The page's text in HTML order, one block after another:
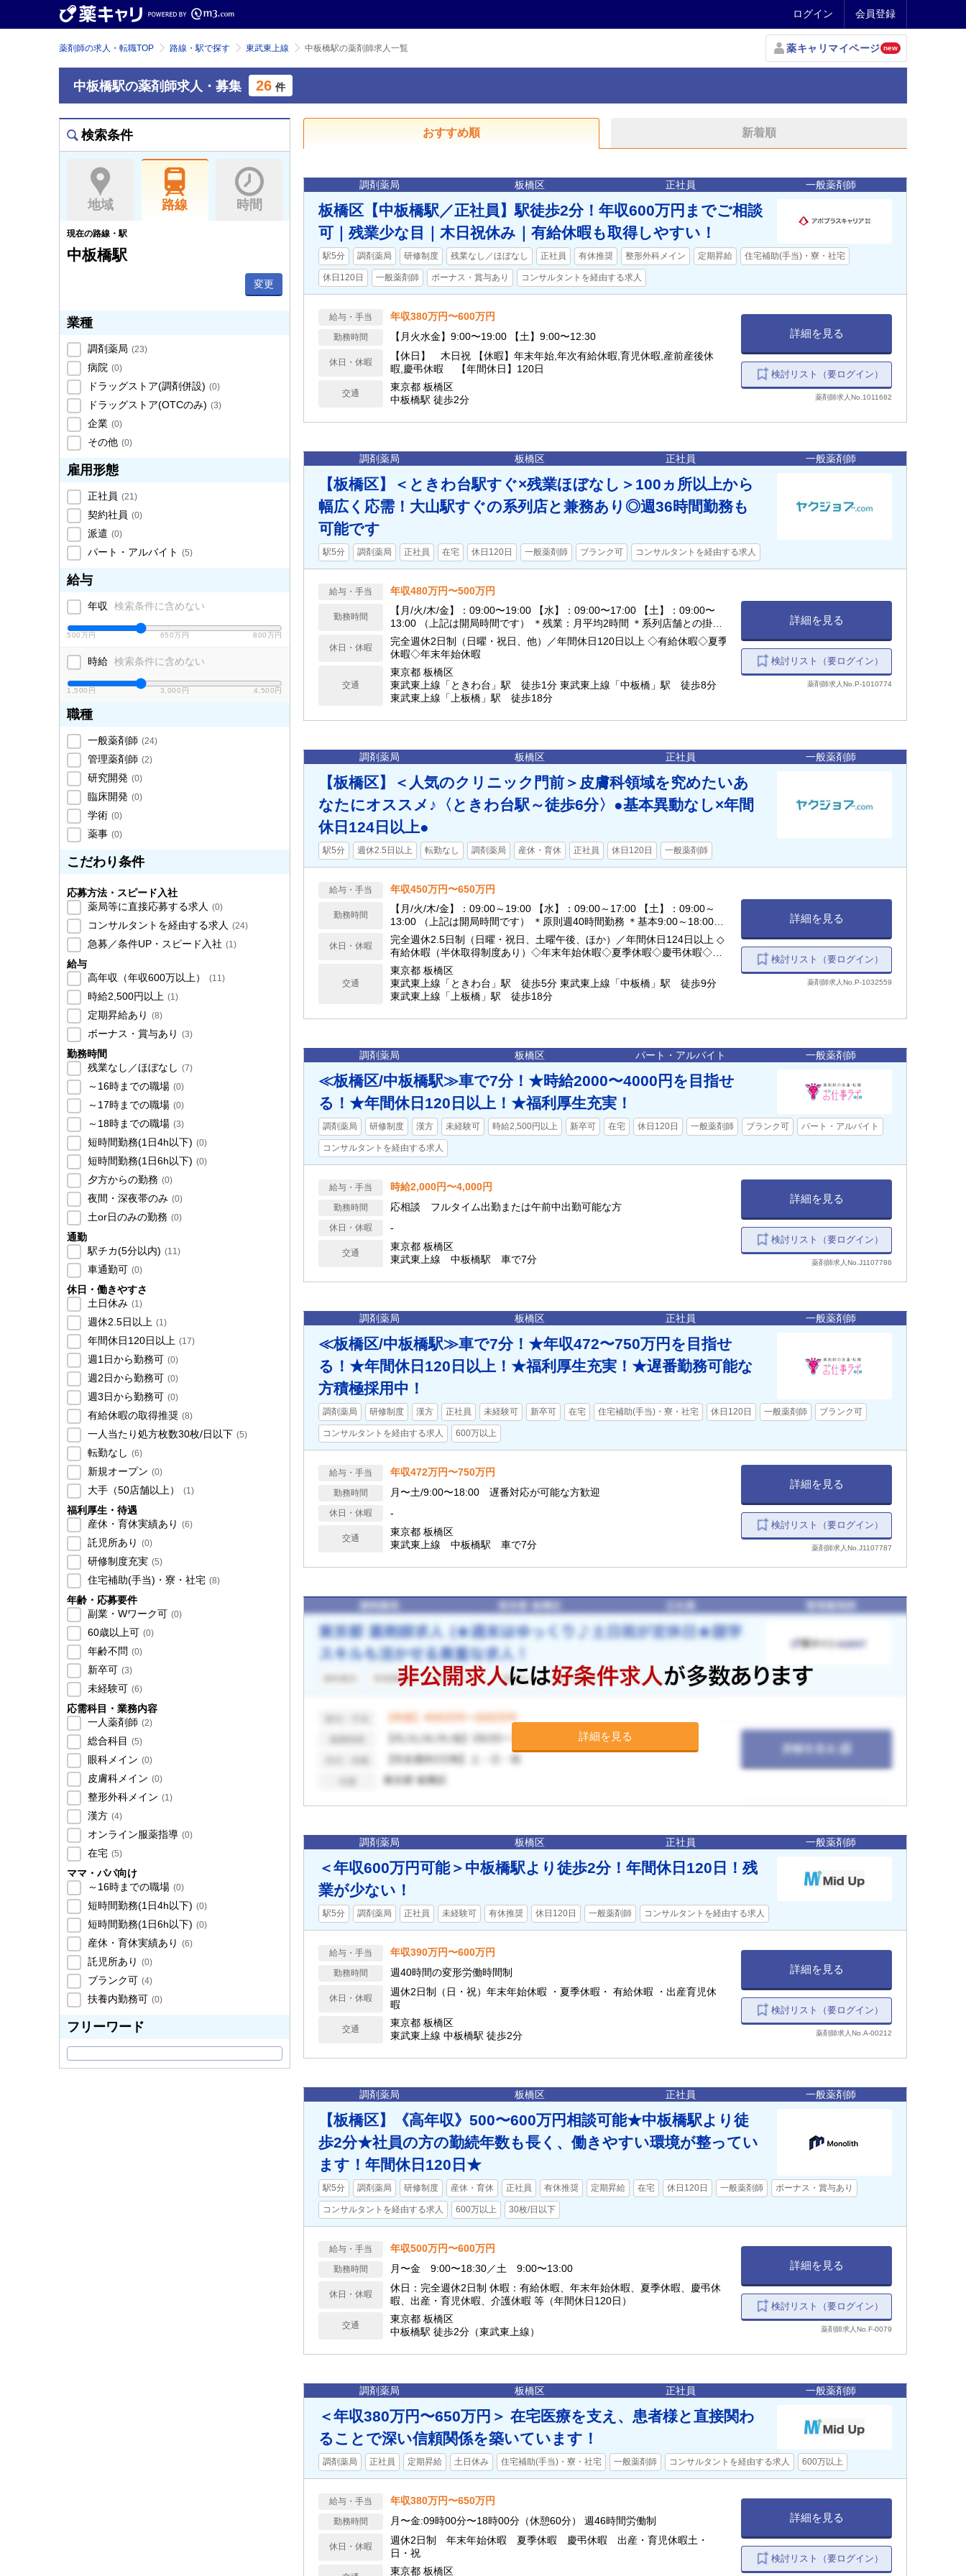
ログイン 会員登録
薬剤師の求人・転職TOP 路線・駅で探す 東武東上線 中板橋駅の薬剤師求人一覧 薬キャリマイページ new
中板橋駅の薬剤師求人・募集 26 件
検索条件
地域 路線 時間
現在の路線・駅
中板橋駅
変更
業種
調剤薬局 (23)
病院 (0)
ドラッグストア(調剤併設) (0)
ドラッグストア(OTCのみ) (3)
企業 (0)
その他 (0)
雇用形態
正社員 (21)
契約社員 (0)
派遣 (0)
パート・アルバイト (5)
給与
年収 検索条件に含めない
500万円 650万円 800万円
時給 検索条件に含めない
1,500円 3,000円 4,500円
職種
一般薬剤師 (24)
管理薬剤師 (2)
研究開発 (0)
臨床開発 (0)
学術 (0)
薬事 (0)
こだわり条件
応募方法・スピード入社
薬局等に直接応募する求人 (0)
コンサルタントを経由する求人 (24)
急募／条件UP・スピード入社 (1)
給与
高年収（年収600万以上）
(11)
時給2,500円以上 (1)
定期昇給あり (8)
ボーナス・賞与あり (3)
勤務時間
残業なし／ほぼなし (7)
～16時までの職場 (0)
～17時までの職場 (0)
～18時までの職場 (3)
短時間勤務(1日4h以下) (0)
短時間勤務(1日6h以下) (0)
夕方からの勤務 (0)
夜間・深夜帯のみ (0)
土or日のみの勤務 (0)
通勤
駅チカ(5分以内) (11)
車通勤可 (0)
休日・働きやすさ
土日休み (1)
週休2.5日以上 (1)
年間休日120日以上 (17)
週1日から勤務可 (0)
週2日から勤務可 (0)
週3日から勤務可 (0)
有給休暇の取得推奨 (8)
一人当たり処方枚数30枚/日以下 (5)
転勤なし (6)
新規オープン (0)
大手（50店舗以上） (1)
福利厚生・待遇
産休・育休実績あり (6)
託児所あり (0)
研修制度充実 (5)
住宅補助(手当)・寮・社宅 (8)
年齢・応募要件
副業・Wワーク可 (0)
60歳以上可 (0)
年齢不問 (0)
新卒可 (3)
未経験可 (6)
応需科目・業務内容
一人薬剤師 (2)
総合科目 (5)
眼科メイン (0)
皮膚科メイン (0)
整形外科メイン (1)
漢方 (4)
オンライン服薬指導 (0)
在宅 (5)
ママ・パパ向け
～16時までの職場 (0)
短時間勤務(1日4h以下) (0)
短時間勤務(1日6h以下) (0)
産休・育休実績あり (6)
託児所あり (0)
ブランク可 (4)
扶養内勤務可 (0)
フリーワード
おすすめ順 新着順
調剤薬局 板橋区 正社員 一般薬剤師
板橋区【中板橋駅／正社員】駅徒歩2分！年収600万円までご相談
可｜残業少な目｜木日祝休み｜有給休暇も取得しやすい！
駅5分 調剤薬局 研修制度 残業なし／ほぼなし 正社員 有休推奨 整形外科メイン 定期昇給 住宅補助(手当)・寮・社宅
休日120日 一般薬剤師 ボーナス・賞与あり コンサルタントを経由する求人
給与・手当 年収380万円〜600万円
勤務時間 【月火水金】9:00〜19:00 【土】9:00〜12:30
休日・休暇
【休日】 木日祝 【休暇】年末年始,年次有給休暇,育児休暇,産前産後休
暇,慶弔休暇 【年間休日】120日
交通
東京都 板橋区
中板橋駅 徒歩2分
詳細を見る
検討リスト（要ログイン）
薬剤師求人No.1011682
調剤薬局 板橋区 正社員 一般薬剤師
【板橋区】＜ときわ台駅すぐ×残業ほぼなし＞100ヵ所以上から
幅広く応需！大山駅すぐの系列店と兼務あり◎週36時間勤務も
可能です
駅5分 調剤薬局 正社員 在宅 休日120日 一般薬剤師 ブランク可 コンサルタントを経由する求人
給与・手当 年収480万円〜500万円
勤務時間
【月/火/木/金】：09:00〜19:00 【水】：09:00〜17:00 【土】：09:00〜
13:00 （上記は開局時間です） ＊残業：月平均2時間 ＊系列店舗との掛け
持ち勤務（大山駅徒歩1分） ※週36時間勤務も可（年収450万円程度）
休日・休暇
完全週休2日制（日曜・祝日、他）／年間休日120日以上 ◇有給休暇◇夏季
休暇◇年末年始休暇
交通
東京都 板橋区
東武東上線「ときわ台」駅 徒歩1分 東武東上線「中板橋」駅 徒歩8分
東武東上線「上板橋」駅 徒歩18分
詳細を見る
検討リスト（要ログイン）
薬剤師求人No.P-1010774
調剤薬局 板橋区 正社員 一般薬剤師
【板橋区】＜人気のクリニック門前＞皮膚科領域を究めたいあ
なたにオススメ♪〈ときわ台駅～徒歩6分〉●基本異動なし×年間
休日124日以上●
駅5分 週休2.5日以上 転勤なし 調剤薬局 産休・育休 正社員 休日120日 一般薬剤師
給与・手当 年収450万円〜650万円
勤務時間
【月/火/木/金】：09:00～19:00 【水】：09:00～17:00 【土】：09:00～
13:00 （上記は開局時間です） ＊原則週40時間勤務 ＊基本9:00～18:00勤
務／18:00以降は残業扱い ＊店舗異動は基本なし
休日・休暇
完全週休2.5日制（日曜・祝日、土曜午後、ほか）／年間休日124日以上 ◇
有給休暇（半休取得制度あり）◇年末年始休暇◇夏季休暇◇慶弔休暇◇育児
休暇◇産前産後休暇◇介護休暇
交通
東京都 板橋区
東武東上線「ときわ台」駅 徒歩5分 東武東上線「中板橋」駅 徒歩9分
東武東上線「上板橋」駅 徒歩18分
詳細を見る
検討リスト（要ログイン）
薬剤師求人No.P-1032559
調剤薬局 板橋区 パート・アルバイト 一般薬剤師
≪板橋区/中板橋駅≫車で7分！★時給2000〜4000円を目指せ
る！★年間休日120日以上！★福利厚生充実！
調剤薬局 研修制度 漢方 未経験可 時給2,500円以上 新卒可 在宅 休日120日 一般薬剤師 ブランク可 パート・アルバイト
コンサルタントを経由する求人
給与・手当 時給2,000円〜4,000円
勤務時間 応相談 フルタイム出勤または午前中出勤可能な方
休日・休暇 -
交通
東京都 板橋区
東武東上線 中板橋駅 車で7分
詳細を見る
検討リスト（要ログイン）
薬剤師求人No.J1107786
調剤薬局 板橋区 正社員 一般薬剤師
≪板橋区/中板橋駅≫車で7分！★年収472〜750万円を目指せ
る！★年間休日120日以上！★福利厚生充実！★遅番勤務可能な
方積極採用中！
調剤薬局 研修制度 漢方 正社員 未経験可 新卒可 在宅 住宅補助(手当)・寮・社宅 休日120日 一般薬剤師 ブランク可
コンサルタントを経由する求人 600万以上
給与・手当 年収472万円〜750万円
勤務時間 月〜土/9:00〜18:00 遅番対応が可能な方歓迎
休日・休暇 -
交通
東京都 板橋区
東武東上線 中板橋駅 車で7分
詳細を見る
検討リスト（要ログイン）
薬剤師求人No.J1107787
詳細を見る
調剤薬局 板橋区 正社員 一般薬剤師
＜年収600万円可能＞中板橋駅より徒歩2分！年間休日120日！残
業が少ない！
駅5分 調剤薬局 正社員 未経験可 有休推奨 休日120日 一般薬剤師 コンサルタントを経由する求人
給与・手当 年収390万円〜600万円
勤務時間 週40時間の変形労働時間制
休日・休暇
週休2日制（日・祝）年末年始休暇 ・夏季休暇・ 有給休暇 ・出産育児休
暇
交通
東京都 板橋区
東武東上線 中板橋駅 徒歩2分
詳細を見る
検討リスト（要ログイン）
薬剤師求人No.A-00212
調剤薬局 板橋区 正社員 一般薬剤師
【板橋区】《高年収》500〜600万円相談可能★中板橋駅より徒
歩2分★社員の方の勤続年数も長く、働きやすい環境が整ってい
ます！年間休日120日★
駅5分 調剤薬局 研修制度 産休・育休 正社員 有休推奨 定期昇給 在宅 休日120日 一般薬剤師 ボーナス・賞与あり
コンサルタントを経由する求人 600万以上 30枚/日以下
給与・手当 年収500万円〜600万円
勤務時間 月〜金 9:00〜18:30／土 9:00〜13:00
休日・休暇
休日：完全週休2日制 休暇：有給休暇、年末年始休暇、夏季休暇、慶弔休
暇、出産・育児休暇、介護休暇 等（年間休日120日）
交通
東京都 板橋区
中板橋駅 徒歩2分（東武東上線）
詳細を見る
検討リスト（要ログイン）
薬剤師求人No.F-0079
調剤薬局 板橋区 正社員 一般薬剤師
＜年収380万円〜650万円＞ 在宅医療を支え、患者様と直接関わ
ることで深い信頼関係を築いています！
調剤薬局 正社員 定期昇給 土日休み 住宅補助(手当)・寮・社宅 一般薬剤師 コンサルタントを経由する求人 600万以上
給与・手当 年収380万円〜650万円
勤務時間 月〜金:09時00分〜18時00分（休憩60分） 週46時間労働制
休日・休暇
週休2日制 年末年始休暇 夏季休暇 慶弔休暇 出産・育児休暇土・
日・祝
東京都 板橋区
詳細を見る
検討リスト（要ログイン）